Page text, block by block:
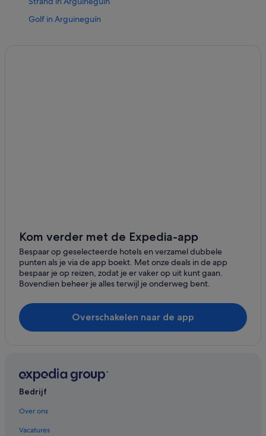
Golf in Arguineguín
Riu Hotels in Puerto Rico
Paradise Hotels in Puerto Rico
Paradise Hotels in Taurito
Princess Hotels in Amadores
Ifa Hotels in Arguineguín
Servatur Hoteles in Arguineguín
Hotels met 3 sterren in Arguineguín
Hotels met 5 sterren in Arguineguín
Hotels met 5 sterren in Taurito
Villa's in La Playa de Tauro
Kom verder met de Expedia-app
Bespaar op geselecteerde hotels en verzamel dubbele
punten als je via de app boekt. Met onze deals in de app
bespaar je op reizen, zodat je er vaker op uit kunt gaan.
Bovendien beheer je alles terwijl je onderweg bent.
Overschakelen naar de app
Bedrijf
Over ons
Vacatures